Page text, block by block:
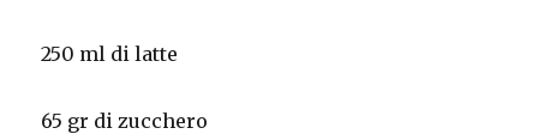
250 ml di latte
65 gr di zucchero